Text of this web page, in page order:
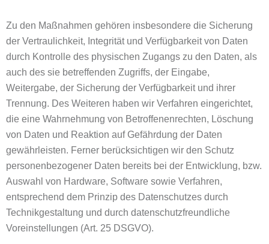
Zu den Maßnahmen gehören insbesondere die Sicherung
der Vertraulichkeit, Integrität und Verfügbarkeit von Daten
durch Kontrolle des physischen Zugangs zu den Daten, als
auch des sie betreffenden Zugriffs, der Eingabe,
Weitergabe, der Sicherung der Verfügbarkeit und ihrer
Trennung. Des Weiteren haben wir Verfahren eingerichtet,
die eine Wahrnehmung von Betroffenenrechten, Löschung
von Daten und Reaktion auf Gefährdung der Daten
gewährleisten. Ferner berücksichtigen wir den Schutz
personenbezogener Daten bereits bei der Entwicklung, bzw.
Auswahl von Hardware, Software sowie Verfahren,
entsprechend dem Prinzip des Datenschutzes durch
Technikgestaltung und durch datenschutzfreundliche
Voreinstellungen (Art. 25 DSGVO).